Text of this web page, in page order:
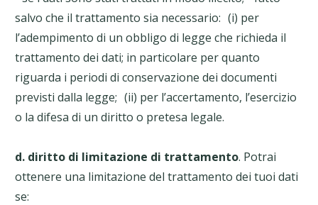
salvo che il trattamento sia necessario: (i) per
l’adempimento di un obbligo di legge che richieda il
trattamento dei dati; in particolare per quanto
riguarda i periodi di conservazione dei documenti
previsti dalla legge; (ii) per l’accertamento, l’esercizio
o la difesa di un diritto o pretesa legale.
d. diritto di limitazione di trattamento. Potrai
ottenere una limitazione del trattamento dei tuoi dati
se: